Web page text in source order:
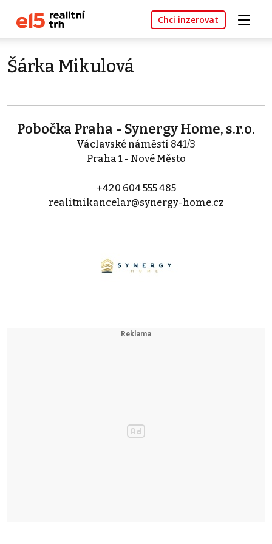
Chci inzerovat
Šárka Mikulová
Pobočka Praha - Synergy Home, s.r.o.
Václavské náměstí 841/3
Praha 1 - Nové Město
+420 604 555 485
realitnikancelar@synergy-home.cz